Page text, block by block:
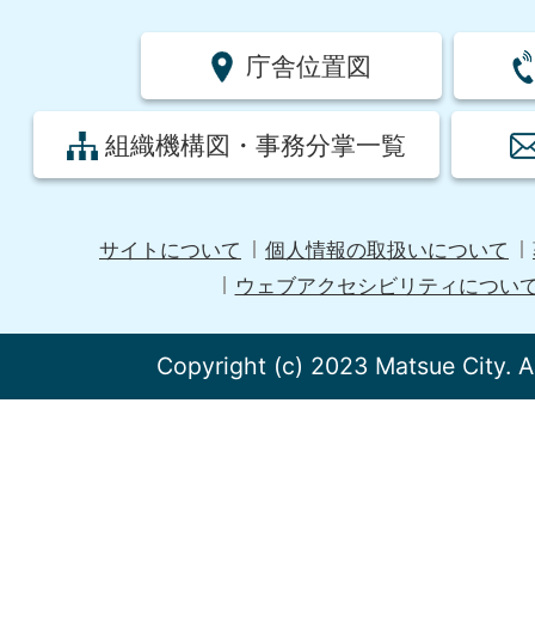
庁舎位置図
組織機構図・事務分掌一覧
サイトについて 個人情報の取扱いについて
ウェブアクセシビリティについ
Copyright (c) 2023 Matsue City.